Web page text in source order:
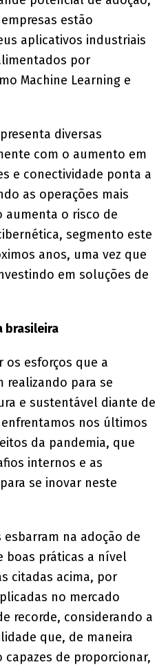
estão
aplicativos industriais
por
Machine Learning e
diversas
com o aumento em
e conectividade ponta a
as operações mais
o risco de
segmento este
anos, uma vez que
em soluções de
brasileira
os esforços que a
realizando para se
e sustentável diante de
nos últimos
da pandemia, que
internos e as
se inovar neste
na adoção de
boas práticas a nível
citadas acima, por
no mercado
recorde, considerando a
que, de maneira
de proporcionar,